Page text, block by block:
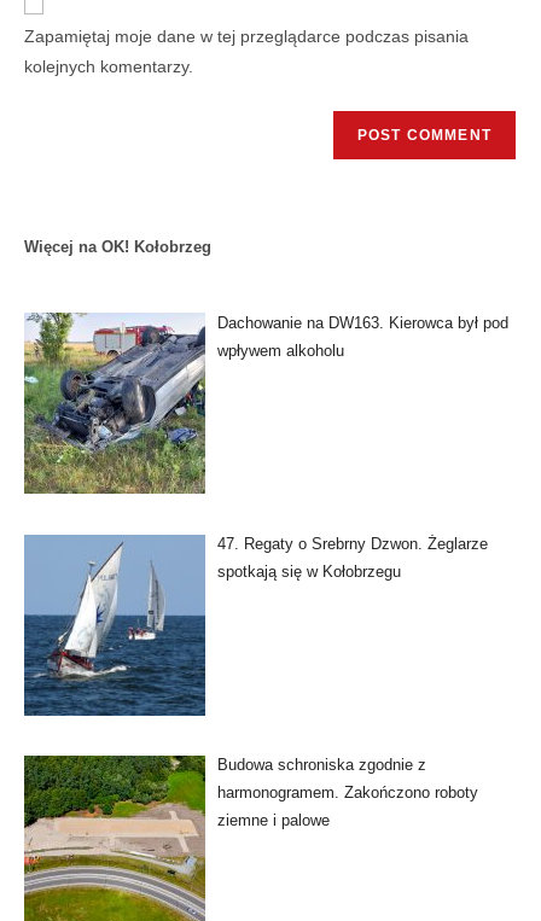
Zapamiętaj moje dane w tej przeglądarce podczas pisania
kolejnych komentarzy.
Więcej na OK! Kołobrzeg
Dachowanie na DW163. Kierowca był pod
wpływem alkoholu
47. Regaty o Srebrny Dzwon. Żeglarze
spotkają się w Kołobrzegu
Budowa schroniska zgodnie z
harmonogramem. Zakończono roboty
ziemne i palowe